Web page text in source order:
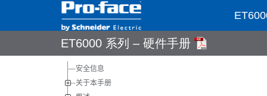
ET6000 系列 – 硬件手册
安全信息
关于本手册